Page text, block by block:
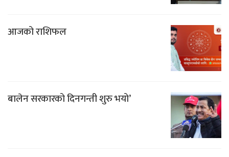
आजको राशिफल
बालेन सरकारको दिनगन्ती शुरु भयो’